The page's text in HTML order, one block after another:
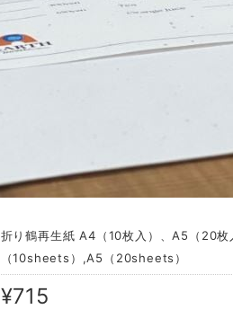
折り鶴再生紙 A4（10枚入）、A5（
（10sheets）,A5（20sheets）
¥715